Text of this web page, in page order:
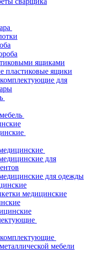
ящиками
пластиковые ящики
для
для
для одежды
медицинские
мебели